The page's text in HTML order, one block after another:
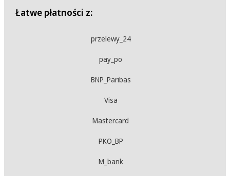
Łatwe płatności z:
przelewy_24
pay_po
BNP_Paribas
Visa
Mastercard
PKO_BP
M_bank